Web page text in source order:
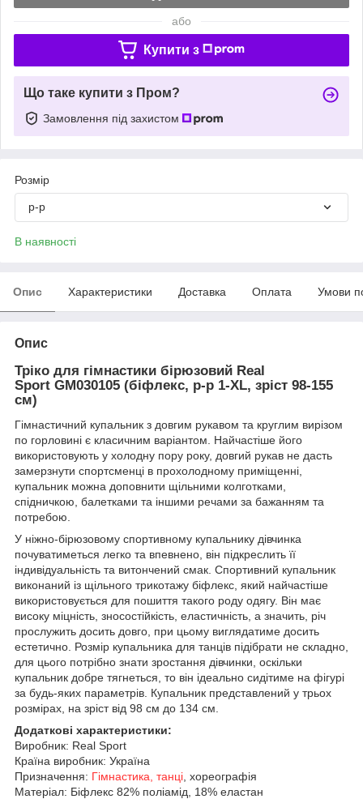
або
Купити з
Що таке купити з Пром?
Замовлення під захистом
Розмір
р-р
В наявності
Опис Характеристики Доставка Оплата Умови
Опис
Тріко для гімнастики бірюзовий Real
Sport GM030105 (біфлекс, р-р 1-XL, зріст 98-155
см)
Гімнастичний купальник з довгим рукавом та круглим вирізом
по горловині є класичним варіантом.
Найчастіше його
використовують у холодну пору року, довгий рукав не дасть
замерзнути спортсменці в прохолодному приміщенні,
купальник можна доповнити щільними колготками,
спідничкою, балетками та іншими речами за бажанням та
потребою.
У ніжно-бірюзовому спортивному купальнику дівчинка
почуватиметься легко та впевнено, він підкреслить її
індивідуальність та витончений смак. Спортивний купальник
виконаний із щільного трикотажу біфлекс, який найчастіше
використовується для пошиття такого роду одягу. Він має
високу міцність, зносостійкість, еластичність, а значить, річ
прослужить досить довго, при цьому виглядатиме досить
естетично. Розмір купальника для танців підібрати не складно,
для цього потрібно знати зростання дівчинки, оскільки
купальник добре тягнеться, то він ідеально сидітиме на фігурі
за будь-яких параметрів. Купальник представлений у трьох
розмірах, на зріст від 98 см до 134 см.
Додаткові характеристики:
Виробник: Real Sport
Країна виробник: Україна
Призначення: Гімнастика, танці , хореографія
Матеріал: Біфлекс 82% поліамід, 18% еластан